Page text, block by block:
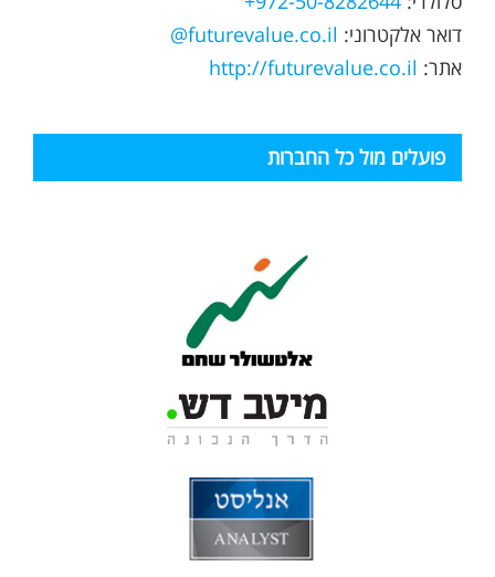
דואר אלקטרוני: futurevalue.co.il@
אתר: http://futurevalue.co.il
פועלים מול כל החברות